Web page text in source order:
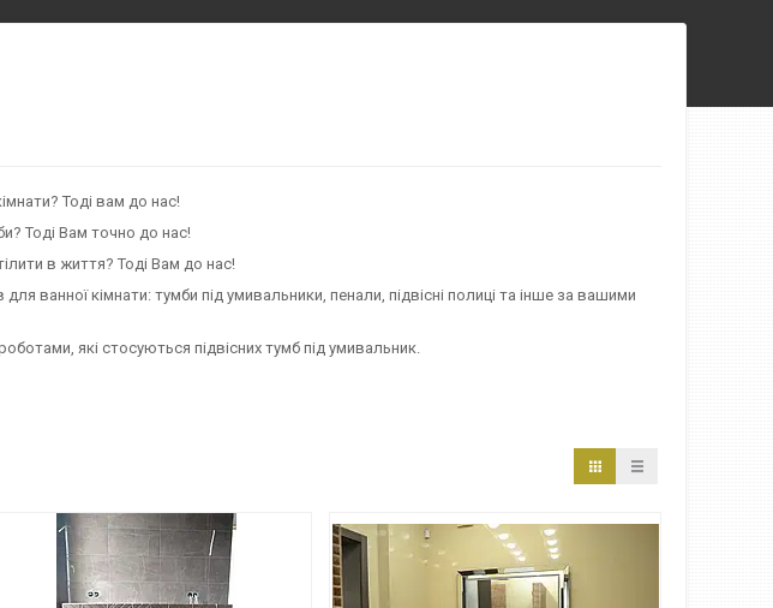
Тоді вам до нас!
Тоді Вам точно до нас!
в життя? Тоді Вам до нас!
ванної кімнати: тумби під умивальники, пенали, підвісні полиці та інше за вашими
які стосуються підвісних тумб під умивальник.